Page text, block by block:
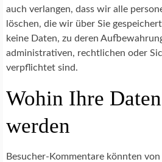
auch verlangen, dass wir alle
löschen, die wir über Sie
keine Daten, zu deren
administrativen, rechtlichen oder
verpflichtet sind.
Wohin Ihre
werden
Besucher-Kommentare könnten